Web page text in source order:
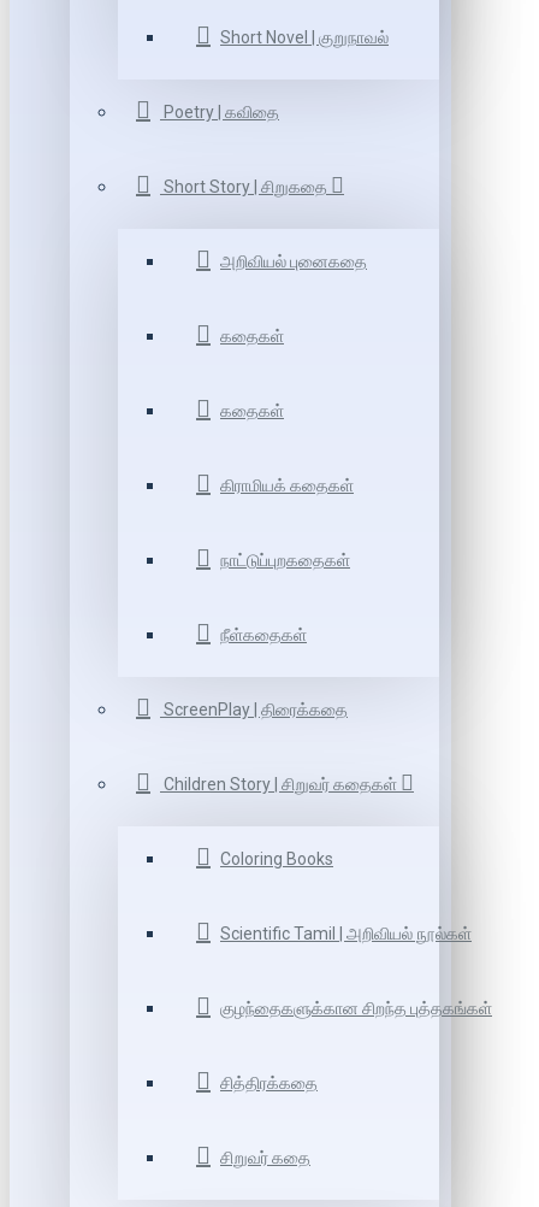
Short Novel | குறுநாவல்
Poetry | கவிதை
Short Story | சிறுகதை
அறிவியல் புனைகதை
கதைகள்
கதைகள்
கிராமியக் கதைகள்
நாட்டுப்புறகதைகள்
நீள்கதைகள்
ScreenPlay | திரைக்கதை
Children Story | சிறுவர் கதைகள்
Coloring Books
Scientific Tamil | அறிவியல் நூல்கள்
குழந்தைகளுக்கான சிறந்த புத்தகங்கள்
சித்திரக்கதை
சிறுவர் கதை